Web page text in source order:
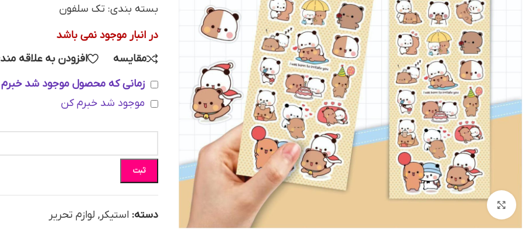
بزرگنمایی تصویر
بسته بندی: تک سلفون
در انبار موجود نمی باشد
مقایسه
افزودن به علاقه
زمانی که محصول موجود شد
موجود شد خبرم کن
ثبت
دسته: استیکر, لوازم تحریر